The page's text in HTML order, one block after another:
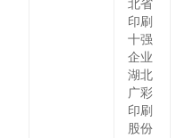
北省
印刷
十强
企业
湖北
广彩
印刷
股份